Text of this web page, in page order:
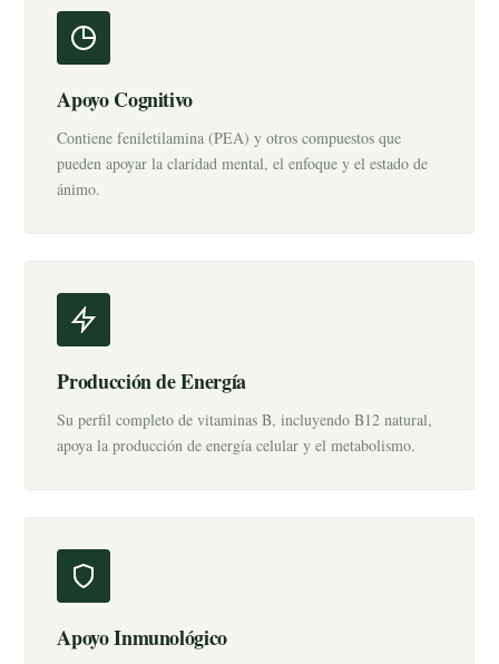
Apoyo Cognitivo
Contiene feniletilamina (PEA) y otros compuestos que
pueden apoyar la claridad mental, el enfoque y el estado de
ánimo.
Producción de Energía
Su perfil completo de vitaminas B, incluyendo B12 natural,
apoya la producción de energía celular y el metabolismo.
Apoyo Inmunológico